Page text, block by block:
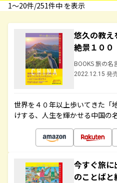
1〜20件/251件中 を表示
悠久の教え
絶景１００
BOOKS 旅の名
2022.12.15 発
世界を４０年以上歩いてきた「
けする、人生を輝かせる中国の
今すぐ旅に
のことばと